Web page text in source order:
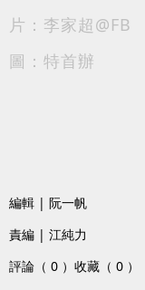
片：李家超@FB
圖：特首辦
編輯 | 阮一帆
責編 | 江純力
評論（ 0 ） 收藏（ 0 ）